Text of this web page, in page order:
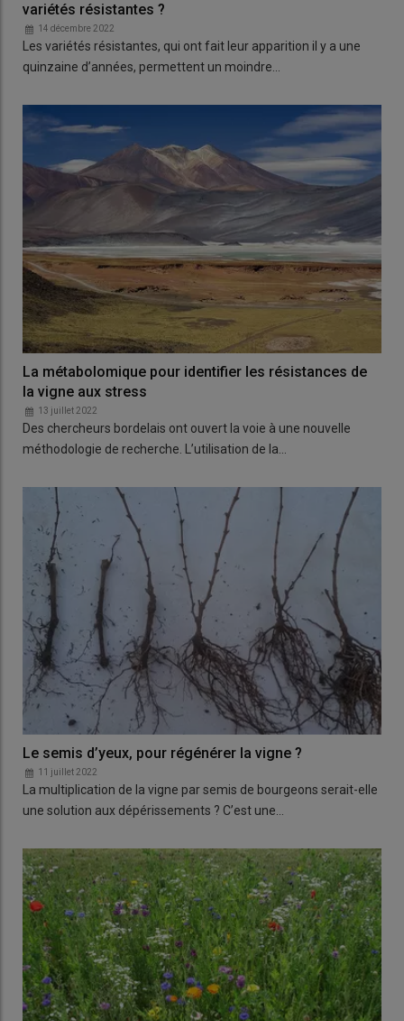
variétés résistantes ?
14 décembre 2022
Les variétés résistantes, qui ont fait leur apparition il y a une
quinzaine d’années, permettent un moindre…
La métabolomique pour identifier les résistances de
la vigne aux stress
13 juillet 2022
Des chercheurs bordelais ont ouvert la voie à une nouvelle
méthodologie de recherche. L’utilisation de la…
Le semis d’yeux, pour régénérer la vigne ?
11 juillet 2022
La multiplication de la vigne par semis de bourgeons serait-elle
une solution aux dépérissements ? C’est une…